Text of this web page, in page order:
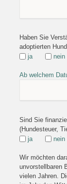
Haben Sie
adoptierten
ja
nein
Ab welchem
Sind Sie
(Hundesteuer,
ja
nein
Wir möchten
unvorstellbaren
vielen Jahren.